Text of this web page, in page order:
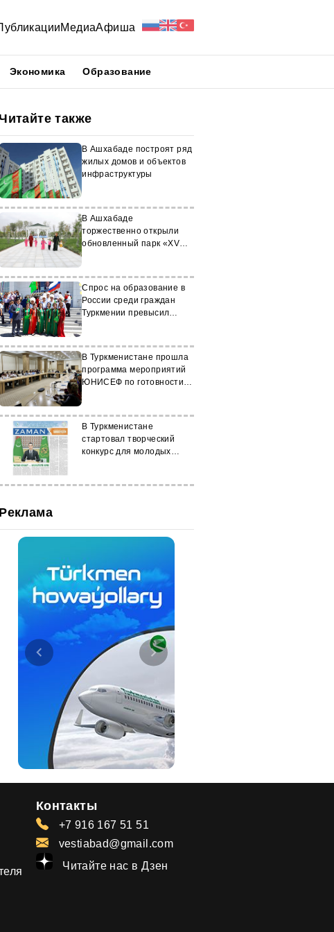
МедиаАфиша
Экономика Образование
Читайте также
В Ашхабаде построят ряд
жилых домов и объектов
инфраструктуры
В Ашхабаде
торжественно открыли
обновленный парк «XV
Спрос на образование в
России среди граждан
Туркмении превысил
В Туркменистане прошла
программа мероприятий
ЮНИСЕФ по готовности к
В Туркменистане
стартовал творческий
конкурс для молодых
Реклама
Контакты
+7 916 167 51 51
vestiabad@gmail.com
Читайте нас в Дзен